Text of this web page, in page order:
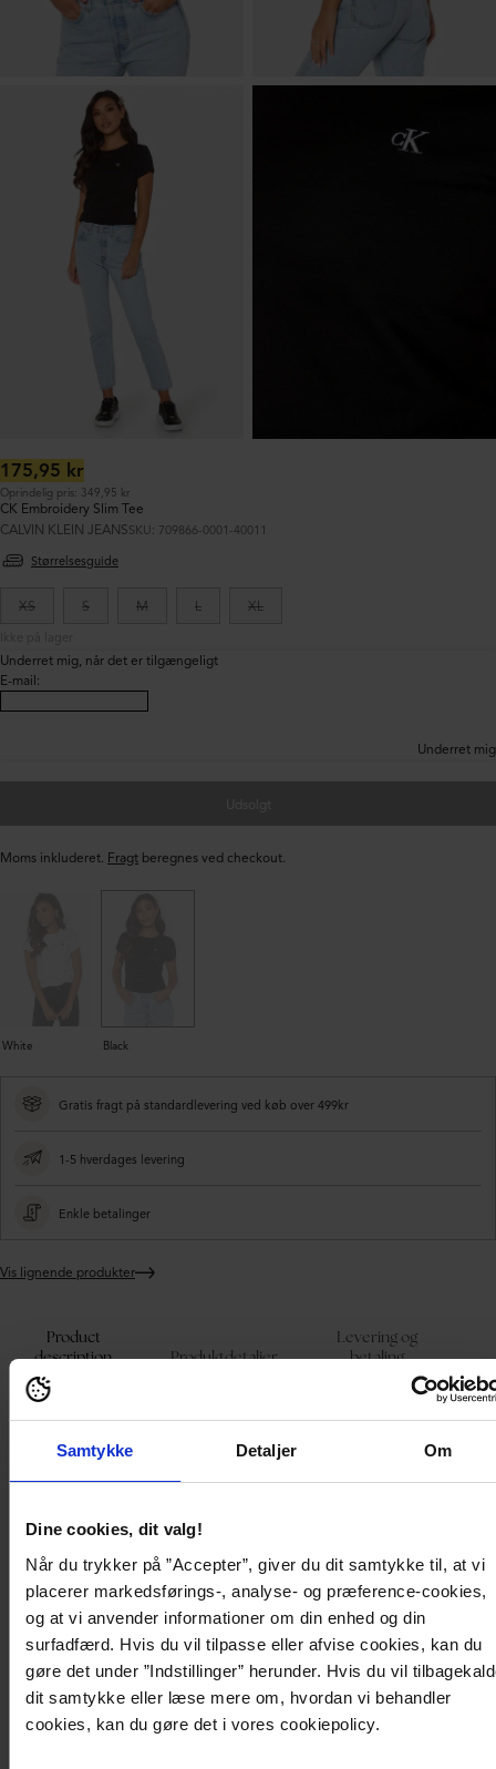
Samtykke Detaljer Om
Dine cookies, dit valg!
Når du trykker på ”Accepter”, giver du dit samtykke til, at vi
placerer markedsførings-, analyse- og præference-cookies,
og at vi anvender informationer om din enhed og din
surfadfærd. Hvis du vil tilpasse eller afvise cookies, kan du
gøre det under ”Indstillinger” herunder. Hvis du vil
dit samtykke eller læse mere om, hvordan vi behandler
cookies, kan du gøre det i vores cookiepolicy.
Normalpris:
175,95 kr
Oprindelig pris: 349,95 kr
CK Embroidery Slim Tee
CALVIN KLEIN JEANSSKU: 709866-0001-40011
Størrelsesguide
XS S M L XL
Underret mig, når det er tilgængeligt
E-mail:
Underret mig
Moms inkluderet. Fragt beregnes ved checkout.
White Black
Gratis fragt på standardlevering ved køb over 499kr
1-5 hverdages levering
Enkle betalinger
Vis lignende produkter
kurv
Product
description
Produktdetaljer
Levering og
betaling
- Blød kvalitet med stræk
Modellen bærer størrelse S og er 174 cm høj.
Product description
Fin, klassisk t-shirt fra Calvin Klein Jeans.
- Blød kvalitet med stræk
- Afrundet halsudskæring
- Logomærke på brystet
- Længde fra skulderen bagpå: 56 cm i størrelse S